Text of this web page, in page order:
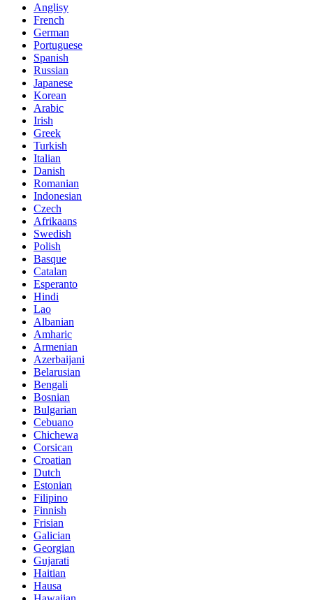
Anglisy
French
German
Portuguese
Spanish
Russian
Japanese
Korean
Arabic
Irish
Greek
Turkish
Italian
Danish
Romanian
Indonesian
Czech
Afrikaans
Swedish
Polish
Basque
Catalan
Esperanto
Hindi
Lao
Albanian
Amharic
Armenian
Azerbaijani
Belarusian
Bengali
Bosnian
Bulgarian
Cebuano
Chichewa
Corsican
Croatian
Dutch
Estonian
Filipino
Finnish
Frisian
Galician
Georgian
Gujarati
Haitian
Hausa